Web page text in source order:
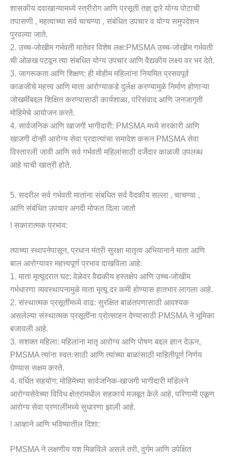
शासकीय दवाखान्यामध्ये स्त्रीरोग आणि प्रसूती तज्ञ् द्वारे योग्य पोटाची
तपासणी , महत्वाच्या सर्व चाचण्या , संबंधित उपचार व योग्य समुपदेशन
पुरवल्या जाते.
2. उच्च-जोखीम गर्भवती मातेवर विशेष लक्ष:PMSMA उच्च-जोखीम गर्भवती
ची ओळख पटवून त्या संबधित योग्य उपचार आणि वैद्यकीय लक्ष्य वर भर देते.
3. जागरूकता आणि शिक्षण: ही मोहीम महिलांना नियमित प्रसवपूर्व
काळजीचे महत्त्व आणि माता आरोग्याकडे दुर्लक्ष करण्यामुळे निर्माण होणाऱ्या
जोखमींबद्दल शिक्षित करण्यासाठी कार्यशाळा, परिसंवाद आणि जनजागृती
मोहिमेचे आयोजन करते.
4. सार्वजनिक आणि खाजगी भागीदारी: PMSMA मध्ये सरकारी आणि
खाजगी दोन्ही आरोग्य सेवा प्रदात्यांचा समावेश करून PMSMA सेवा
विस्तारली जावी आणि सर्व गर्भवती महिलांसाठी दर्जेदार काळजी उपलब्ध
आहे याची खात्री होते.
5. सदरील सर्व गर्भवती मातांना संबधित सर्व वैदकीय सल्ला , चाचण्या ,
आणि संबंधित उपचार अगदी मोफत दिला जातो
! सकारात्मक प्रभाव:
त्याच्या स्थापनेपासून, प्रधान मंत्री सुरक्षा मातृत्व अभियानाने माता आणि
बाल आरोग्यावर महत्त्वपूर्ण प्रभाव दाखविला आहे:
1. माता मृत्यूदरात घट: वेळेवर वैद्यकीय हस्तक्षेप आणि उच्च-जोखीम
गर्भधारणा व्यवस्थापनामुळे माता मृत्यू दर कमी होण्यास हातभार लागला आहे.
2. संस्थात्मक प्रसूतींमध्ये वाढ: सुरक्षित बाळंतपणासाठी आवश्यक
असलेल्या संस्थात्मक प्रसूतींना प्रोत्साहन देण्यासाठी PMSMA ने भूमिका
बजावली आहे.
3. सशक्त महिला: महिलांना मातृ आरोग्य आणि पोषण बद्दल ज्ञान देऊन,
PMSMA त्यांना स्वतःसाठी आणि त्यांच्या बाळांसाठी माहितीपूर्ण निर्णय
घेण्यास सक्षम करते.
4. वर्धित सहयोग: मोहिमेच्या सार्वजनिक-खाजगी भागीदारी मॉडेलने
आरोग्यसेवेच्या विविध क्षेत्रांमधील सहकार्य मजबूत केले आहे, परिणामी एकूण
आरोग्य सेवा प्रणालींमध्ये सुधारणा झाली आहे.
! आव्हाने आणि भविष्यातील दिशा:
PMSMA ने लक्षणीय यश मिळविले असले तरी, दुर्गम आणि उपेक्षित